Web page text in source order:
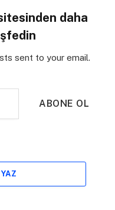
daha
sent to your email.
ABONE OL